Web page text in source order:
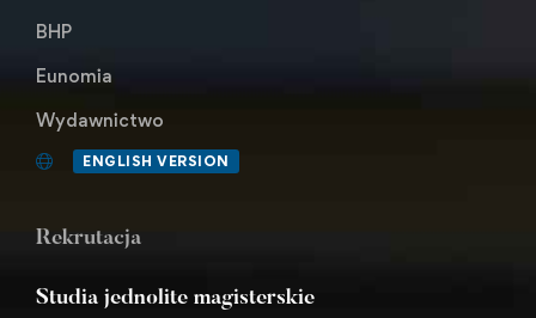
BHP
Eunomia
Wydawnictwo
ENGLISH VERSION
Rekrutacja
Studia jednolite magisterskie